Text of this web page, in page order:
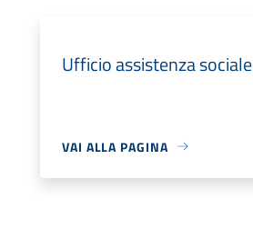
Ufficio assistenza sociale
VAI ALLA PAGINA